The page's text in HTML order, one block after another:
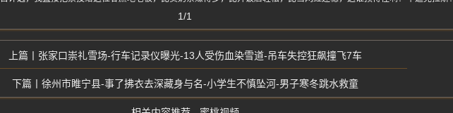
1/1
张家口崇礼雪场-行车记录仪曝光-13人受伤血染雪道-吊车失控狂飙撞飞7车
徐州市睢宁县-事了拂衣去深藏身与名-小学生不慎坠河-男子寒冬跳水救童